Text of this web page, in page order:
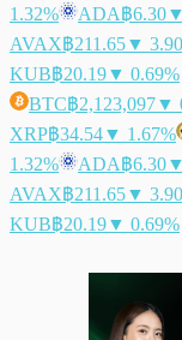
1.32%
ADA฿6.30
AVAX฿211.65▼
KUB฿20.19▼ 0.69%
BTC฿2,123,097▼
XRP฿34.54▼ 1.67%
1.32%
ADA฿6.30
AVAX฿211.65▼
KUB฿20.19▼ 0.69%